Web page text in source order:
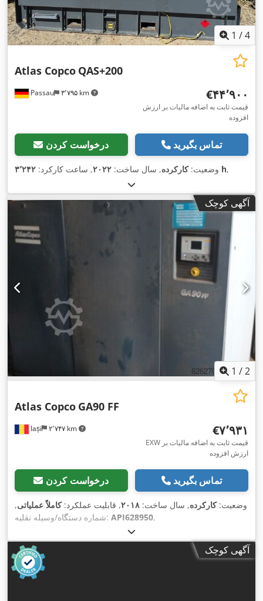
1 /4
Passau ۳٬۷۹۵ km
Atlas Copco QAS+200
‎€۴۴٬۹۰۰
قیمت ثابت به اضافه مالیات بر ارزش
افزوده
درخواست کردن تماس بگیرید
وضعیت:کارکرده, سال ساخت: ۲۰۲۲, ساعت کارکرد: ۳٬۲۴۲ h,
آگهی کوچک
1 /2
Iași ۲٬۷۴۷ km
Atlas Copco GA90 FF
‎€۷٬۹۳۱
EXW قیمت ثابت به اضافه مالیات بر
ارزش افزوده
درخواست کردن تماس بگیرید
وضعیت:کارکرده, سال ساخت: ۲۰۱۸, قابلیت عملکرد:کاملاً عملیاتی,
شماره دستگاه/وسیله نقلیه: API628950,
آگهی کوچک